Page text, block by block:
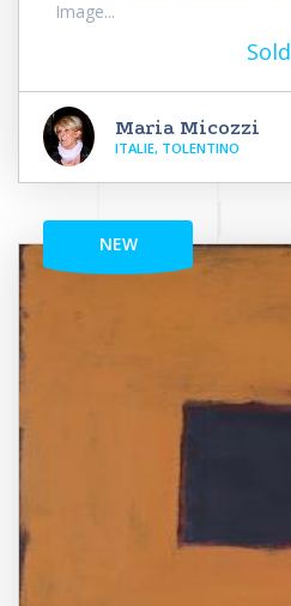
Image...
Sold
Maria Micozzi
ITALIE, TOLENTINO
NEW